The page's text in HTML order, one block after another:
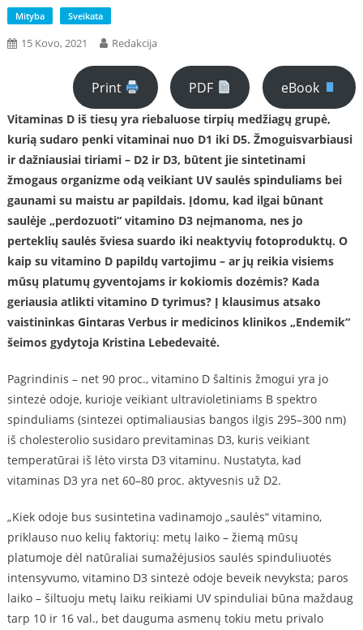
Mityba Sveikata
15 Kovo, 2021 Redakcija
Print PDF eBook
Vitaminas D iš tiesų yra riebaluose tirpių medžiagų grupė,
kurią sudaro penki vitaminai nuo D1 iki D5. Žmoguisvarbiausi
ir dažniausiai tiriami – D2 ir D3, būtent jie sintetinami
žmogaus organizme odą veikiant UV saulės spinduliams bei
gaunami su maistu ar papildais. Įdomu, kad ilgai būnant
saulėje „perdozuoti“ vitamino D3 neįmanoma, nes jo
perteklių saulės šviesa suardo iki neaktyvių fotoproduktų. O
kaip su vitamino D papildų vartojimu – ar jų reikia visiems
mūsų platumų gyventojamsir kokiomis dozėmis? Kada
geriausia atlikti vitamino D tyrimus? Į klausimus atsako
vaistininkas Gintaras Verbus ir medicinos klinikos „Endemik“
šeimos gydytoja Kristina Lebedevaitė.
Pagrindinis – net 90 proc., vitamino D šaltinis žmogui yra jo
sintezė odoje, kurioje veikiant ultravioletiniams B spektro
spinduliams (sintezei optimaliausias bangos ilgis 295–300 nm)
iš cholesterolio susidaro previtaminas D3, kuris veikiant
temperatūrai iš lėto virsta D3 vitaminu. Nustatyta, kad
vitaminas D3 yra net 60–80 proc. aktyvesnis už D2.
„Kiek odoje bus susintetina vadinamojo „saulės“ vitamino,
priklauso nuo kelių faktorių: metų laiko – žiemą mūsų
platumoje dėl natūraliai sumažėjusios saulės spinduliuotės
intensyvumo, vitamino D3 sintezė odoje beveik nevyksta; paros
laiko – šiltuoju metų laiku reikiami UV spinduliai būna maždaug
tarp 10 ir 16 val., bet dauguma asmenų tokiu metu privalo